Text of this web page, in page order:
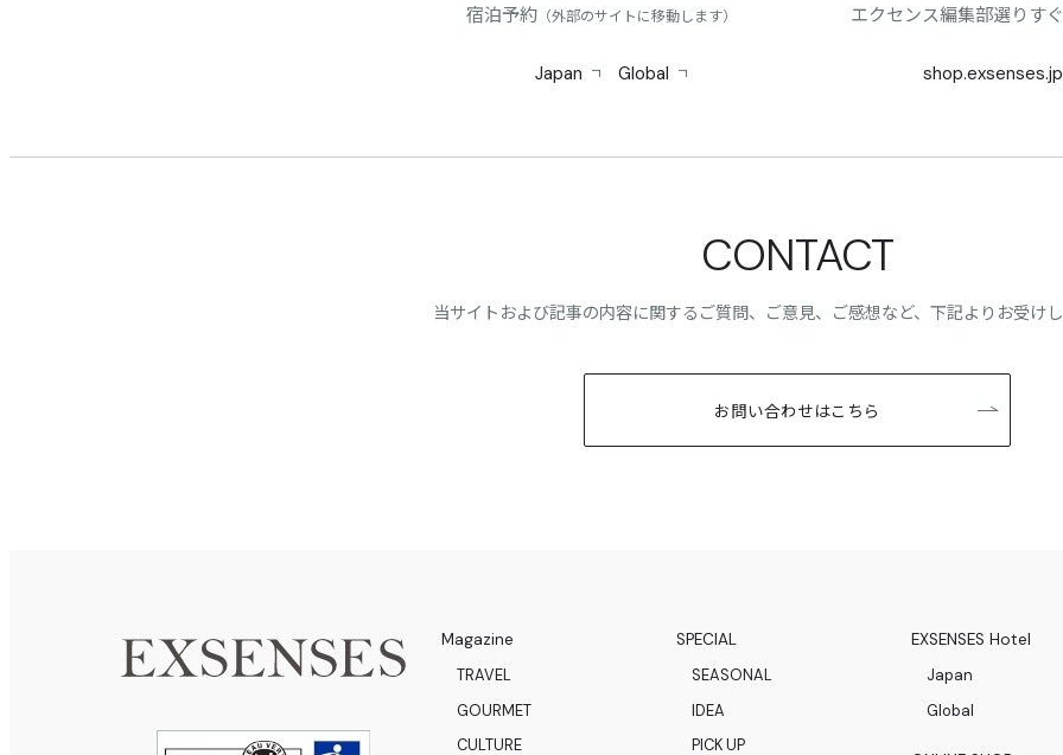
宿泊予約 （外部のサイトに移動します）
Japan Global
エクセンス編集部選りす
shop.exsenses.jp
CONTACT
当サイトおよび記事の内容に関するご質問、 ご意見、ご感想など、下記よりお受けし
お問い合わせはこちら
Magazine
TRAVEL
GOURMET
CULTURE
SPECIAL
SEASONAL
IDEA
PICK UP
EXSENSES Hotel
Japan
Global